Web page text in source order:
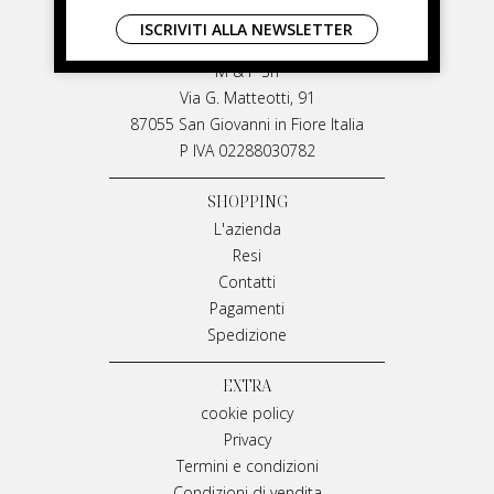
LIVIANA MIRARCHI
M & P Srl
Via G. Matteotti, 91
87055 San Giovanni in Fiore Italia
P IVA 02288030782
SHOPPING
L'azienda
Resi
Contatti
Pagamenti
Spedizione
EXTRA
cookie policy
Privacy
Termini e condizioni
ISCRIVITI ALLA NEWSLETTER